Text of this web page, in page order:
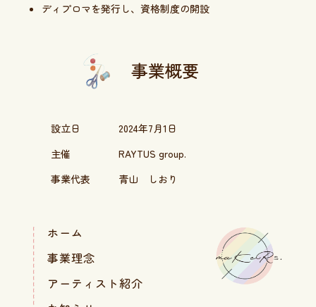
ディプロマを発行し、資格制度の開設
事業概要
設立日
2024年7月1日
主催
RAYTUS group.
事業代表
青山 しおり
ホーム
事業理念
アーティスト紹介